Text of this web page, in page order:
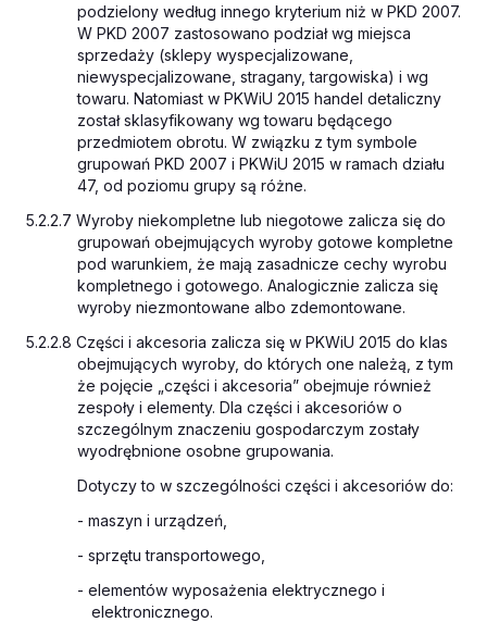
podzielony według innego kryterium niż w PKD 2007.
W PKD 2007 zastosowano podział wg miejsca
sprzedaży (sklepy wyspecjalizowane,
niewyspecjalizowane, stragany, targowiska) i wg
towaru. Natomiast w PKWiU 2015 handel detaliczny
został sklasyfikowany wg towaru będącego
przedmiotem obrotu. W związku z tym symbole
grupowań PKD 2007 i PKWiU 2015 w ramach działu
47, od poziomu grupy są różne.
5.2.2.7 Wyroby niekompletne lub niegotowe zalicza się do
grupowań obejmujących wyroby gotowe kompletne
pod warunkiem, że mają zasadnicze cechy wyrobu
kompletnego i gotowego. Analogicznie zalicza się
wyroby niezmontowane albo zdemontowane.
5.2.2.8 Części i akcesoria zalicza się w PKWiU 2015 do klas
obejmujących wyroby, do których one należą, z tym
że pojęcie „części i akcesoria” obejmuje również
zespoły i elementy. Dla części i akcesoriów o
szczególnym znaczeniu gospodarczym zostały
wyodrębnione osobne grupowania.
Dotyczy to w szczególności części i akcesoriów do:
- maszyn i urządzeń,
- sprzętu transportowego,
- elementów wyposażenia elektrycznego i
elektronicznego.